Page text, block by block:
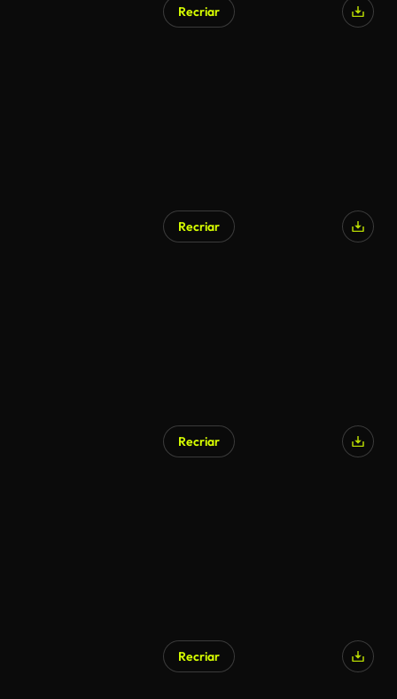
Recriar
Recriar
Recriar
Recriar